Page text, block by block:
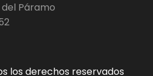
Páramo
los derechos reservados